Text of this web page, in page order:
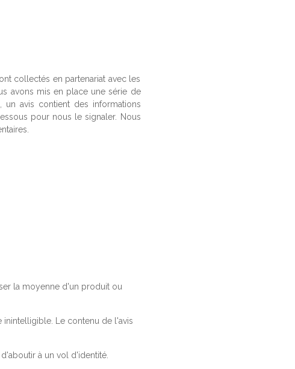
collectés en partenariat avec les
avons mis en place une série de
avis contient des informations
pour nous le signaler. Nous
la moyenne d'un produit ou
inintelligible. Le contenu de l'avis
à un vol d'identité.